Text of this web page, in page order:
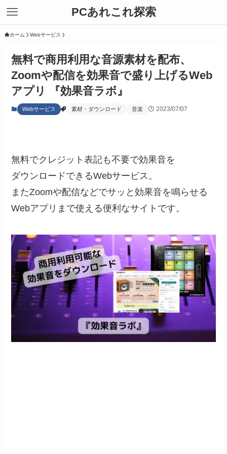
PCあれこれ探索
ホーム Webサービス
無料で商用利用な音源素材を配布、
Zoomや配信を効果音で盛り上げるWeb
アプリ 『効果音ラボ』
Webサービス 素材・ダウンロード 音楽 2023/07/07
無料でクレジット表記も不要で効果音を
ダウンロードできるWebサービス。
またZoomや配信などでサッと効果音を鳴らせる
Webアプリまで使える便利なサイトです。